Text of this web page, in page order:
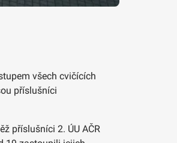
všech cvičících
příslušníci
příslušníci 2. ÚU AČR